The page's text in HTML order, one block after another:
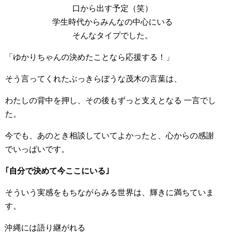
口から出す予定（笑）
学生時代からみんなの中心にいる
そんなタイプでした。
「ゆかりちゃんの決めたことなら応援する！」
そう言ってくれたぶっきらぼうな茂木の言葉は、
わたしの背中を押し、その後もずっと支えとなる 一言でし
た。
今でも、あのとき相談していてよかったと、心からの感謝
でいっぱいです。
｢自分で決めて今ここにいる｣
そういう実感をもちながらみる世界は、輝きに満ちていま
す。
沖縄には語り継がれる